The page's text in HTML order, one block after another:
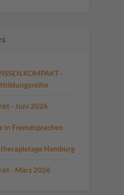
-
- Juni 2026
in Fremdsprachen
Hamburg
- März 2026